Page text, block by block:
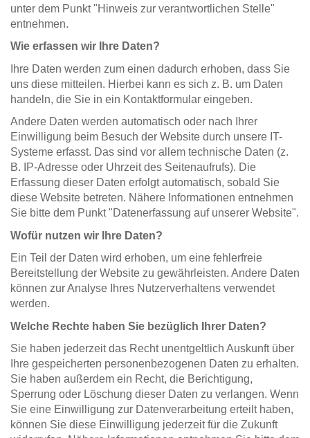
unter dem Punkt "Hinweis zur verantwortlichen Stelle"
entnehmen.
Wie erfassen wir Ihre Daten?
Ihre Daten werden zum einen dadurch erhoben, dass Sie
uns diese mitteilen. Hierbei kann es sich z. B. um Daten
handeln, die Sie in ein Kontaktformular eingeben.
Andere Daten werden automatisch oder nach Ihrer
Einwilligung beim Besuch der Website durch unsere IT-
Systeme erfasst. Das sind vor allem technische Daten (z.
B. IP-Adresse oder Uhrzeit des Seitenaufrufs). Die
Erfassung dieser Daten erfolgt automatisch, sobald Sie
diese Website betreten. Nähere Informationen entnehmen
Sie bitte dem Punkt "Datenerfassung auf unserer Website".
Wofür nutzen wir Ihre Daten?
Ein Teil der Daten wird erhoben, um eine fehlerfreie
Bereitstellung der Website zu gewährleisten. Andere Daten
können zur Analyse Ihres Nutzerverhaltens verwendet
werden.
Welche Rechte haben Sie bezüglich Ihrer Daten?
Sie haben jederzeit das Recht unentgeltlich Auskunft über
Ihre gespeicherten personenbezogenen Daten zu erhalten.
Sie haben außerdem ein Recht, die Berichtigung,
Sperrung oder Löschung dieser Daten zu verlangen. Wenn
Sie eine Einwilligung zur Datenverarbeitung erteilt haben,
können Sie diese Einwilligung jederzeit für die Zukunft